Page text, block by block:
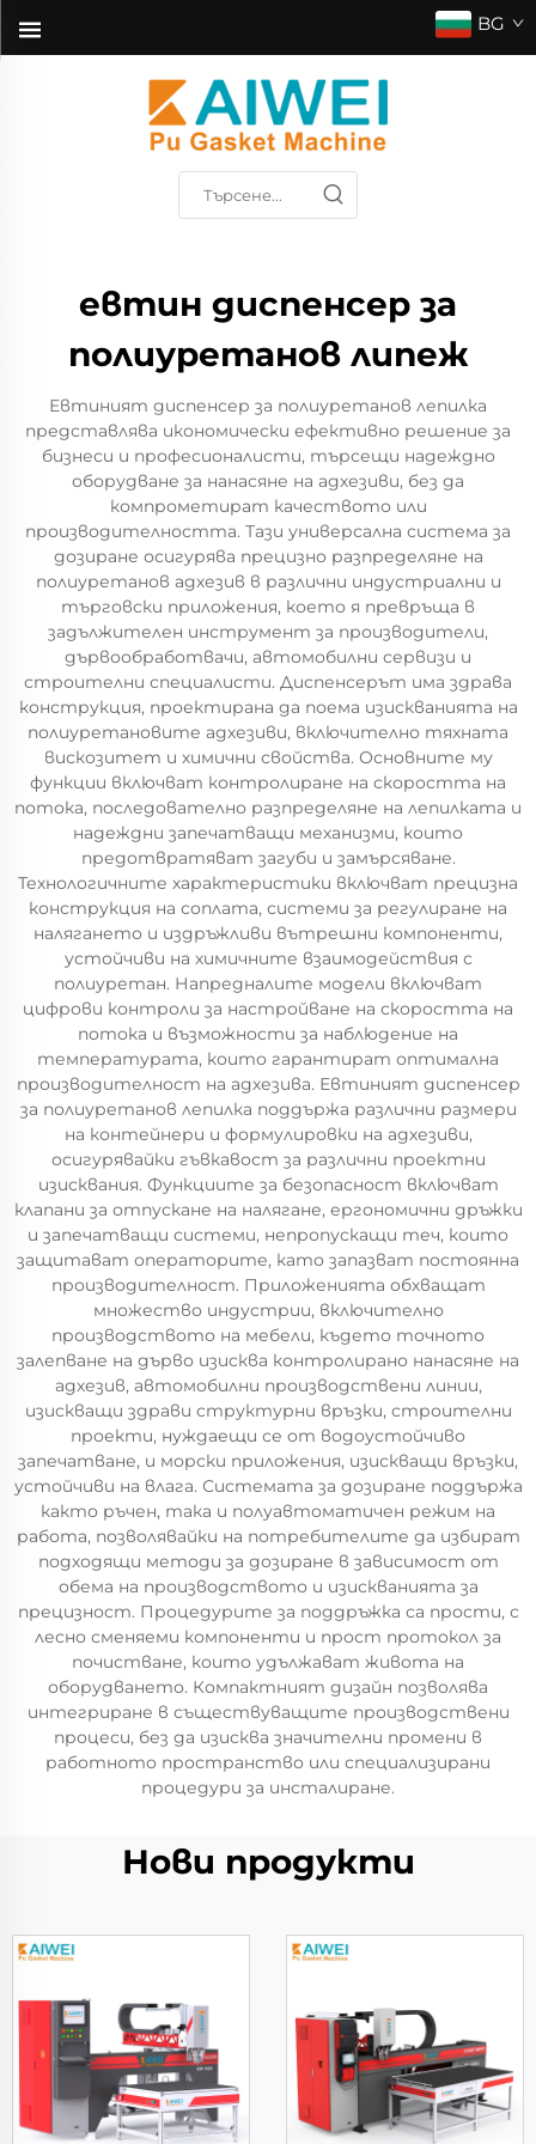
BG
евтин диспенсер за
полиуретанов липеж
Евтиният диспенсер за полиуретанов лепилка
представлява икономически ефективно решение за
бизнеси и професионалисти, търсещи надеждно
оборудване за нанасяне на адхезиви, без да
компрометират качеството или
производителността. Тази универсална система за
дозиране осигурява прецизно разпределяне на
полиуретанов адхезив в различни индустриални и
търговски приложения, което я превръща в
задължителен инструмент за производители,
дървообработвачи, автомобилни сервизи и
строителни специалисти. Диспенсерът има здрава
конструкция, проектирана да поема изискванията на
полиуретановите адхезиви, включително тяхната
вискозитет и химични свойства. Основните му
функции включват контролиране на скоростта на
потока, последователно разпределяне на лепилката и
надеждни запечатващи механизми, които
предотвратяват загуби и замърсяване.
Технологичните характеристики включват прецизна
конструкция на соплата, системи за регулиране на
налягането и издръжливи вътрешни компоненти,
устойчиви на химичните взаимодействия с
полиуретан. Напредналите модели включват
цифрови контроли за настройване на скоростта на
потока и възможности за наблюдение на
температурата, които гарантират оптимална
производителност на адхезива. Евтиният диспенсер
за полиуретанов лепилка поддържа различни размери
на контейнери и формулировки на адхезиви,
осигурявайки гъвкавост за различни проектни
изисквания. Функциите за безопасност включват
клапани за отпускане на налягане, ергономични дръжки
и запечатващи системи, непропускащи теч, които
защитават операторите, като запазват постоянна
производителност. Приложенията обхващат
множество индустрии, включително
производството на мебели, където точното
залепване на дърво изисква контролирано нанасяне на
адхезив, автомобилни производствени линии,
изискващи здрави структурни връзки, строителни
проекти, нуждаещи се от водоустойчиво
запечатване, и морски приложения, изискващи връзки,
устойчиви на влага. Системата за дозиране поддържа
както ръчен, така и полуавтоматичен режим на
работа, позволявайки на потребителите да избират
подходящи методи за дозиране в зависимост от
обема на производството и изискванията за
прецизност. Процедурите за поддръжка са прости, с
лесно сменяеми компоненти и прост протокол за
почистване, които удължават живота на
оборудването. Компактният дизайн позволява
интегриране в съществуващите производствени
процеси, без да изисква значителни промени в
работното пространство или специализирани
процедури за инсталиране.
Нови продукти